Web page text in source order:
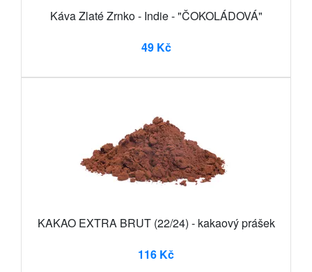
Káva Zlaté Zrnko - Indie - "ČOKOLÁDOVÁ"
49 Kč
KAKAO EXTRA BRUT (22/24) - kakaový prášek
116 Kč